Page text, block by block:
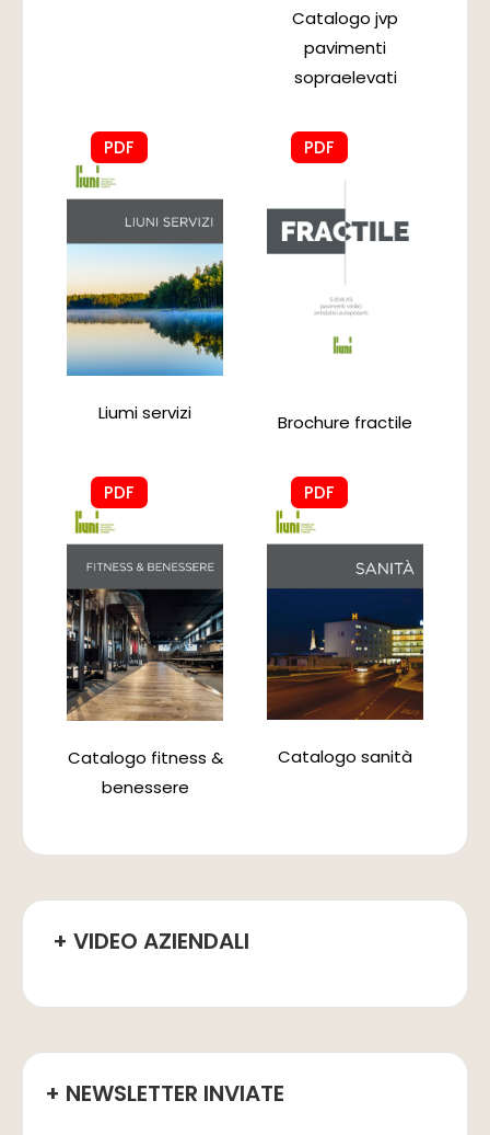
Catalogo jvp
pavimenti
sopraelevati
PDF
Liumi servizi
PDF
Brochure fractile
PDF
Catalogo fitness &
benessere
PDF
Catalogo sanità
+ VIDEO AZIENDALI
+ NEWSLETTER INVIATE